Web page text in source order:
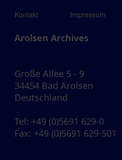
Kontakt Impressum
Arolsen Archives
Große Allee 5 - 9
34454 Bad Arolsen
Deutschland
Tel: +49 (0)5691 629-0
Fax: +49 (0)5691 629-501